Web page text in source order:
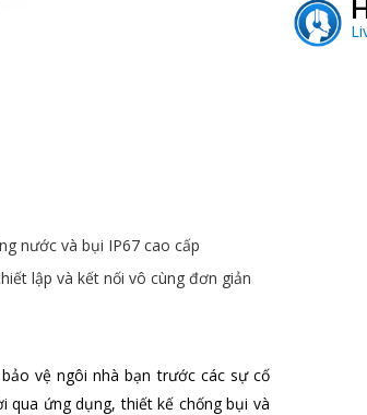
nước và bụi IP67 cao cấp
lập và kết nối vô cùng đơn giản
vệ ngôi nhà bạn trước các sự cố
qua ứng dụng, thiết kế chống bụi và